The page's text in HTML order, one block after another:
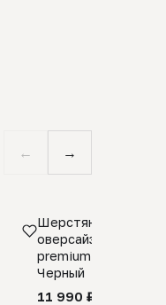
← →
Шерстяной свитер
оверсайз 100%
premium merino
Черный
11 990 ₽